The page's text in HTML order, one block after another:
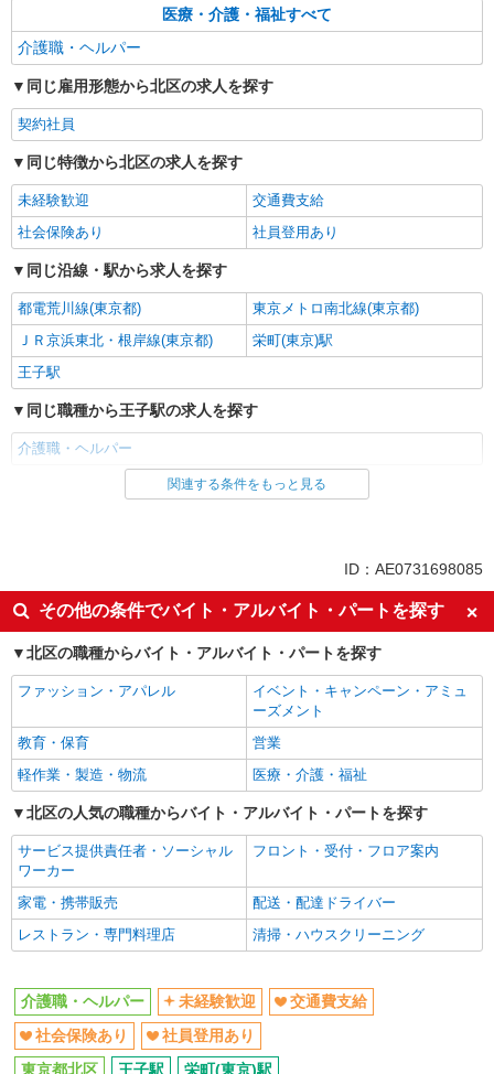
（上記給与とは別に支給） 下記資格をお持ちの方
歓迎 ・認知症介護基礎研修 ・初任者研修 ・実務
医療・介護・福祉すべて
介護職・ヘルパー
同じ雇用形態から北区の求人を探す
契約社員
同じ特徴から北区の求人を探す
未経験歓迎
交通費支給
社会保険あり
社員登用あり
同じ沿線・駅から求人を探す
都電荒川線(東京都)
東京メトロ南北線(東京都)
ＪＲ京浜東北・根岸線(東京都)
栄町(東京)駅
王子駅
同じ職種から王子駅の求人を探す
介護職・ヘルパー
同じ雇用形態から王子駅の求人を探す
未経験歓迎
交通費支給
社会保険あり
社員登用あり
医療・介護・福祉
介護職・ヘルパー
同じ特徴から求人を探す
未経験歓迎
交通費支給
社会保険あり
社員登用あり
関連する条件をもっと見る
ID：AE0731698085
その他の条件でバイト・アルバイト・パートを探す
北区の職種からバイト・アルバイト・パートを探す
ファッション・アパレル
イベント・キャンペーン・アミュ
ーズメント
教育・保育
営業
軽作業・製造・物流
医療・介護・福祉
北区の人気の職種からバイト・アルバイト・パートを探す
サービス提供責任者・ソーシャル
ワーカー
フロント・受付・フロア案内
家電・携帯販売
配送・配達ドライバー
レストラン・専門料理店
清掃・ハウスクリーニング
介護職・ヘルパー 未経験歓迎
交通費支給
社会保険あり
社員登用あり
東京都北区
王子駅 栄町(東京)駅